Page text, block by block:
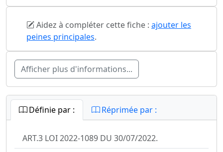
Aidez à compléter cette fiche : ajouter les
peines principales.
Afficher plus d'informations...
Définie par : Réprimée par :
ART.3 LOI 2022-1089 DU 30/07/2022.